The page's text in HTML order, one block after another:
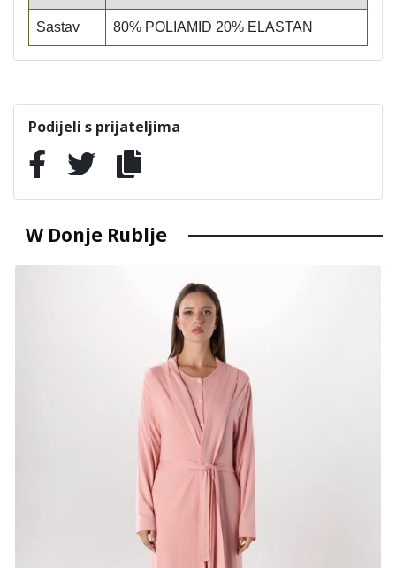
Sastav 80% POLIAMID 20% ELASTAN
Podijeli s prijateljima
W Donje Rublje